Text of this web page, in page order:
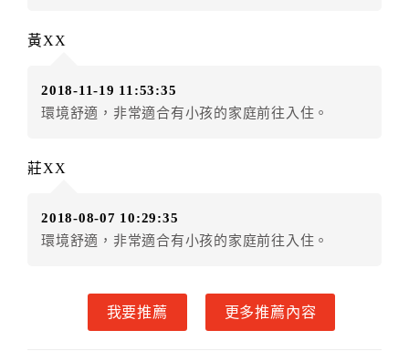
（提出申辦日為保留起算日）
店客滿，敬請及早計畫，如逾時未提出申辦，視同無條
件放棄訂單（住宿權益）。 （限原訂飯店使用）
得辦理取消退款。
．訂單異動後，訂單費用總計小於原訂單費用總計時，
訂房者因故取消訂單辦理退款，依下列標準申辦：
◎住房日7天前辦理者，訂單費用扣除總計0%為手續費
黃XX
2018-11-19 11:53:35
環境舒適，非常適合有小孩的家庭前往入住。
莊XX
2018-08-07 10:29:35
環境舒適，非常適合有小孩的家庭前往入住。
我要推薦 更多推薦內容